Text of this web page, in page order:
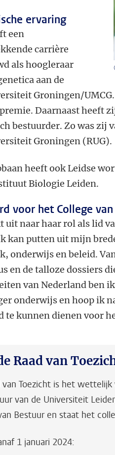
ervaring
een
carrière
als hoogleraar
aan de
Groningen/UMCG.
Daarnaast heeft
bestuurder. Zo was zij
Groningen (RUG).
heeft ook Leidse
Biologie Leiden.
voor het College
uit naar haar rol als lid
kan putten uit mijn
onderwijs en beleid.
en de talloze dossiers
van Nederland ben
onderwijs en hoop ik
te kunnen dienen voor
Raad van
van Toezicht is het
van de Universiteit
Bestuur en staat het
1 januari 2024: